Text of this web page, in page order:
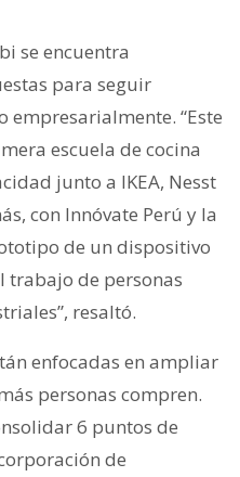
se encuentra
para seguir
empresarialmente. “Este
escuela de cocina
junto a IKEA, Nesst
con Innóvate Perú y la
de un dispositivo
de personas
resaltó.
enfocadas en ampliar
personas compren.
6 puntos de
de